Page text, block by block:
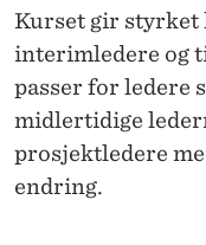
T
G
J
E
Kurset gir styrket
interimledere og
passer for ledere
midlertidige
prosjektledere
endring.